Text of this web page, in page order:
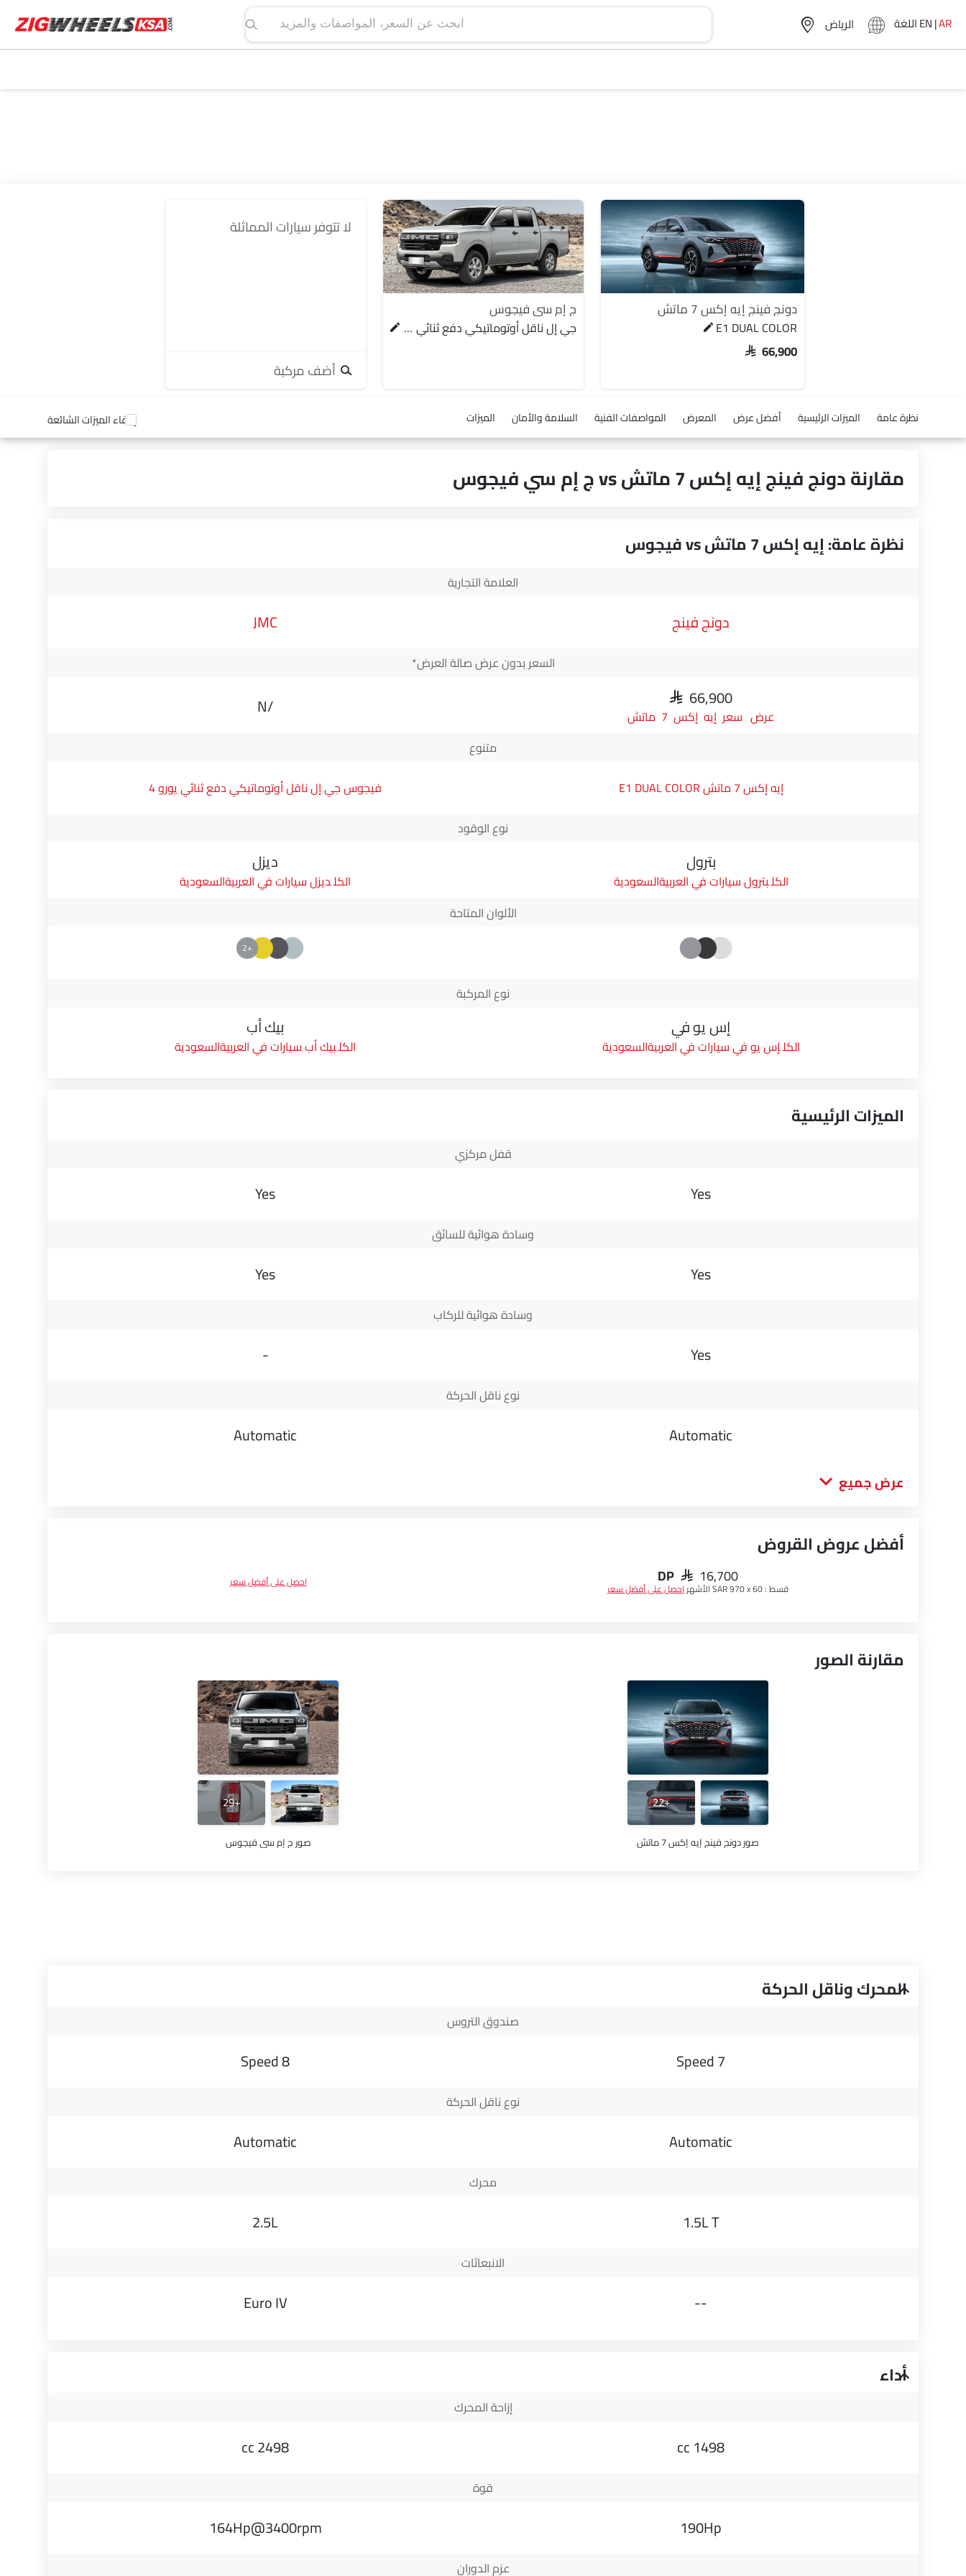
ابحث عن السعر، المواصفات والمزيد اللغةEN|AR
دونج فينج إيه إكس 7 ماتش
E1 DUAL COLOR
SAR 66,900
ج إم سي فيجوس
جي إل ناقل أوتوماتيكي دفع ثنائي يورو 4
لا تتوفر سيارات المماثلة
أضف مركبة
نظرة عامة الميزات الرئيسية أفضل عرض المعرض المواصفات الفنية السلامة والأمان الميزات إخفاء الميزات الشائعة
مقارنة دونج فينج إيه إكس 7 ماتش vs ج إم سي فيجوس
نظرة عامة: إيه إكس 7 ماتش vs فيجوس
العلامة التجارية
دونج فينج JMC
السعر بدون عرض صالة العرض*
SAR 66,900
سعر إيه إكس 7 ماتش
N/A
متنوع
إيه إكس 7 ماتش E1 DUAL COLOR
فيجوس جي إل ناقل أوتوماتيكي دفع ثنائي يورو 4
نوع الوقود
بترول
بترول سيارات في العربيةالسعودية
ديزل
ديزل سيارات في العربيةالسعودية
الألوان المتاحة
+2
نوع المركبة
إس يو في
إس يو في سيارات في العربيةالسعودية
بيك أب
بيك أب سيارات في العربيةالسعودية
الميزات الرئيسية
قفل مركزي
Yes
Yes
وسادة هوائية للسائق
Yes
Yes
وسادة هوائية للركاب
Yes
-
نوع ناقل الحركة
Automatic
Automatic
عرض جميع
أفضل عروض القروض
DP SAR 16,700
قسط :SAR 970 x 60 الأشهر احصل على أفضل سعر احصل على أفضل سعر
مقارنة الصور
+22
صور دونج فينج إيه إكس 7 ماتش
+29
صور ج إم سي فيجوس
المحرك وناقل الحركة
صندوق التروس
7 Speed
8 Speed
نوع ناقل الحركة
Automatic
Automatic
محرك
1.5L T
2.5L
الانبعاثات
--
Euro IV
أداء
إزاحة المحرك
1498 cc
2498 cc
قوة
190Hp
164Hp@3400rpm
عزم الدوران